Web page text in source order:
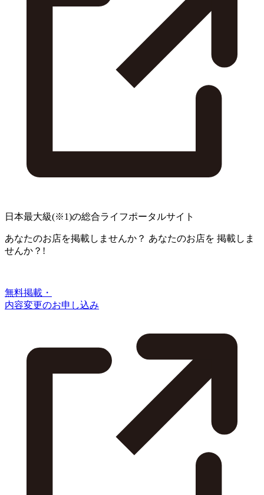
日本最大級(※1)の総合ライフポータルサイト
あなたのお店を掲載しませんか？ あなたのお店を 掲載しま
せんか？!
無料掲載・
内容変更のお申し込み